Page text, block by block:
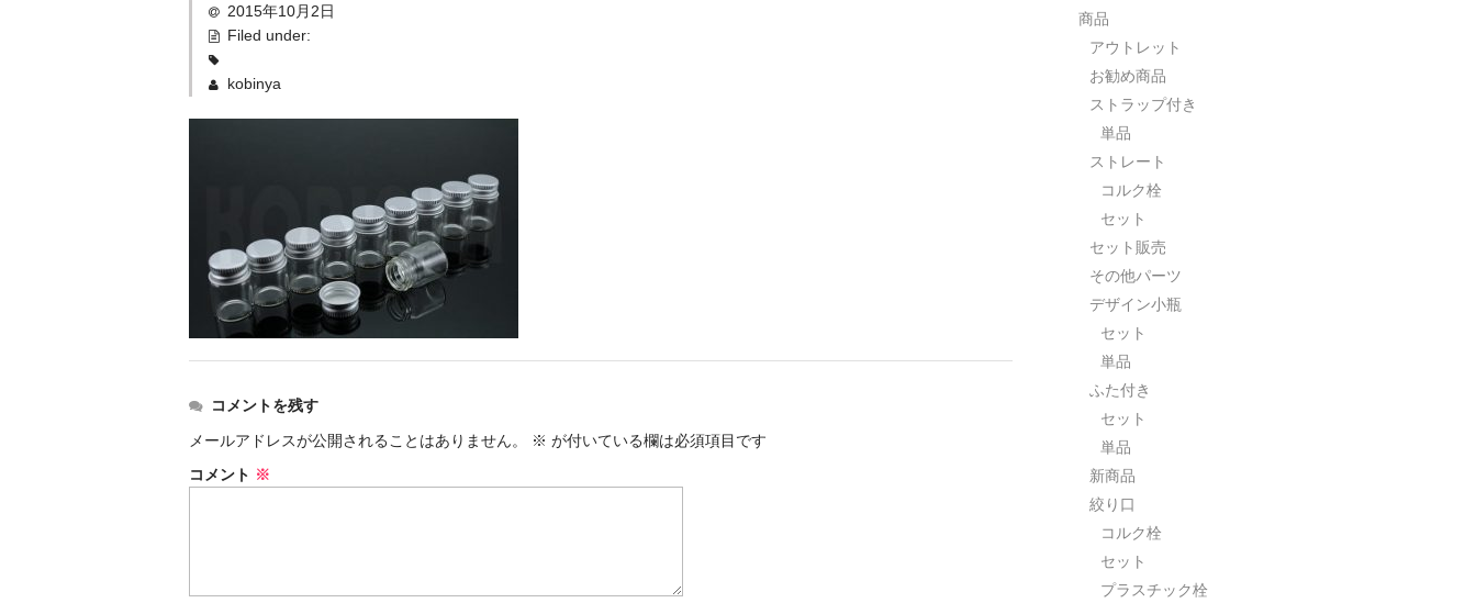
2015年10月2日
Filed under:
kobinya
コメントを残す
メールアドレスが公開されることはありません。
※ が付いている欄は必須項目です
コメント ※
商品
アウトレット
お勧め商品
ストラップ付き
単品
ストレート
コルク栓
セット
セット販売
その他パーツ
デザイン小瓶
セット
単品
ふた付き
セット
単品
新商品
絞り口
コルク栓
セット
プラスチック栓